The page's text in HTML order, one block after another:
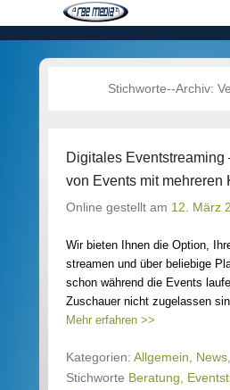
Stichworte--Archiv:
Digitales Eventstreaming
von Events mit mehreren
Online gestellt am 12. März
Wir bieten Ihnen die Option,
streamen und über beliebige
schon während die Events
Zuschauer nicht zugelassen
Mehr erfahren >>
Kategorien: Allgemein News
Stichworte Beratung